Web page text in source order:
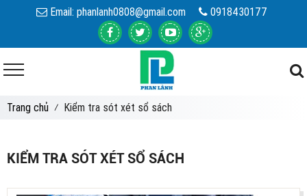
Email: phanlanh0808@gmail.com 0918430177
Trang chủ ⁄ Kiểm tra sót xét sổ sách
KIỂM TRA SÓT XÉT SỔ SÁCH